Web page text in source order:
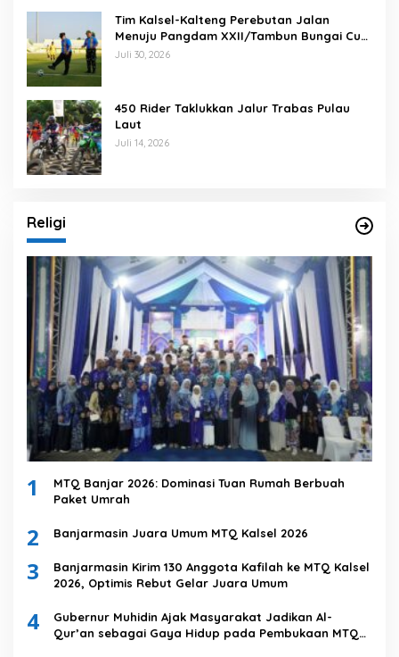
Tim Kalsel-Kalteng Perebutan Jalan
Menuju Pangdam XXII/Tambun Bungai Cup
Banjarmasin
Juli 30, 2026
450 Rider Taklukkan Jalur Trabas Pulau
Laut
Juli 14, 2026
Religi
1
MTQ Banjar 2026: Dominasi Tuan Rumah Berbuah
Paket Umrah
2 Banjarmasin Juara Umum MTQ Kalsel 2026
3
Banjarmasin Kirim 130 Anggota Kafilah ke MTQ Kalsel
2026, Optimis Rebut Gelar Juara Umum
4
Gubernur Muhidin Ajak Masyarakat Jadikan Al-
Qur’an sebagai Gaya Hidup pada Pembukaan MTQ